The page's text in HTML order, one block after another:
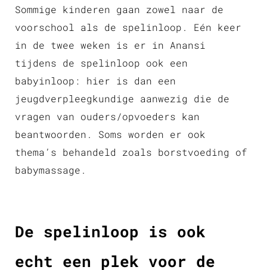
Sommige kinderen gaan zowel naar de
voorschool als de spelinloop. Eén keer
in de twee weken is er in Anansi
tijdens de spelinloop ook een
babyinloop: hier is dan een
jeugdverpleegkundige aanwezig die de
vragen van ouders/opvoeders kan
beantwoorden. Soms worden er ook
thema’s behandeld zoals borstvoeding of
babymassage.
De spelinloop is ook
echt een plek voor de